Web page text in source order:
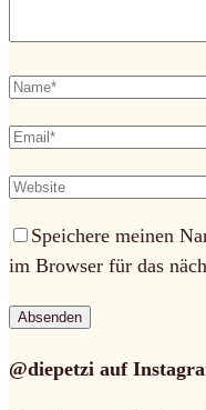
Speichere meinen
im Browser für das
@diepetzi auf